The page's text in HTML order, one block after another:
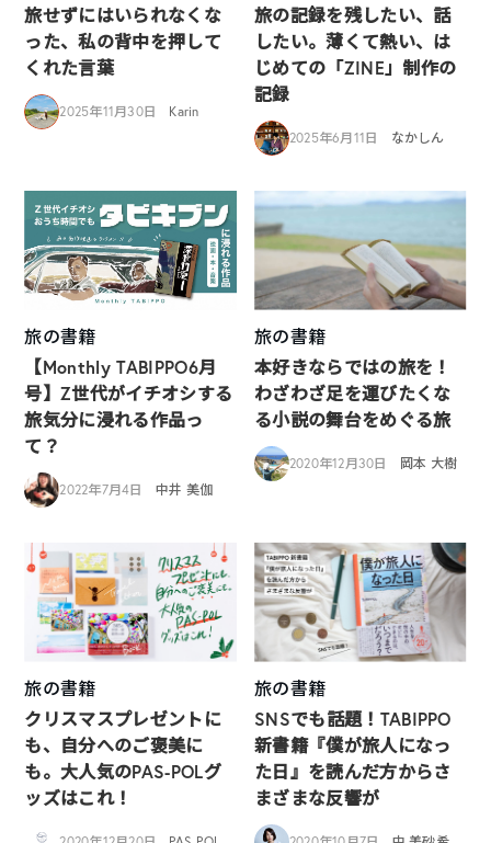
旅せずにはいられなくな
った、私の背中を押して
くれた言葉
2025年11月30日 Karin
旅の記録を残したい、話
したい。薄くて熱い、は
じめての「ZINE」制作の
記録
2025年6月11日 なかしん
旅の書籍
【Monthly TABIPPO6月
号】Z世代がイチオシする
旅気分に浸れる作品っ
て？
2022年7月4日 中井 美伽
旅の書籍
本好きならではの旅を！
わざわざ足を運びたくな
る小説の舞台をめぐる旅
2020年12月30日 岡本 大樹
旅の書籍
クリスマスプレゼントに
も、自分へのご褒美に
も。大人気のPAS-POLグ
ッズはこれ！
旅の書籍
SNSでも話題！TABIPPO
新書籍『僕が旅人になっ
た日』を読んだ方からさ
まざまな反響が